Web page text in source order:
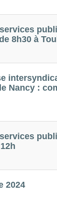
8h30 à Toul
Nancy :
2024